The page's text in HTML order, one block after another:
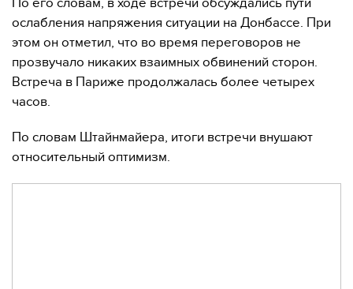
По его словам, в ходе встречи обсуждались пути
ослабления напряжения ситуации на Донбассе. При
этом он отметил, что во время переговоров не
прозвучало никаких взаимных обвинений сторон.
Встреча в Париже продолжалась более четырех
часов.
По словам Штайнмайера, итоги встречи внушают
относительный оптимизм.